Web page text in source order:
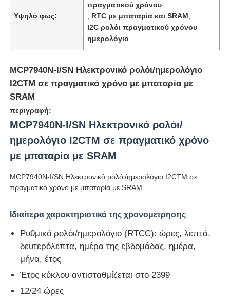
Προϊόντα
Βίντεο
Σχετικά με εμάς
Υψηλό φως:
πραγματικού χρόνου
RTC με μπαταρία και SRAM
I2C ρολόι πραγματικού χρόνου
ημερολόγιο
MCP7940N-I/SN Ηλεκτρονικό ρολόι/ημερολόγιο
I2CTM σε πραγματικό χρόνο με μπαταρία με
SRAM
περιγραφή:
MCP7940N-I/SN Ηλεκτρονικό ρολόι/
ημερολόγιο I2CTM σε πραγματικό χρόνο
με μπαταρία με SRAM
MCP7940N-I/SN Ηλεκτρονικό ρολόι/ημερολόγιο I2CTM σε
πραγματικό χρόνο με μπαταρία με SRAM
Ιδιαίτερα χαρακτηριστικά της χρονομέτρησης
Ρυθμικό ρολόι/ημερολόγιο (RTCC): ώρες, λεπτά,
δευτερόλεπτα, ημέρα της εβδομάδας, ημέρα,
μήνα, έτος
Έτος κύκλου αντισταθμίζεται στο 2399
12/24 ώρες